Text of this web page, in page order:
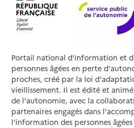
Portail national d'information et
personnes âgées en perte
proches, créé par la loi
vieillissement. Il est édité et
de l'autonomie, avec la
partenaires engagés dans
l'information des personnes